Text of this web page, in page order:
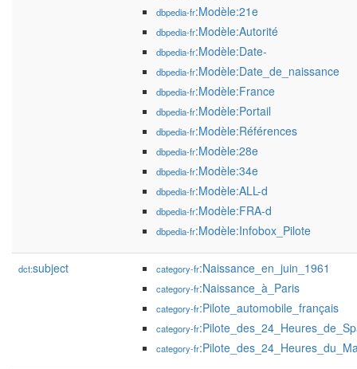
dbpedia-fr:Modèle:21e
dbpedia-fr:Modèle:Autorité
dbpedia-fr:Modèle:Date-
dbpedia-fr:Modèle:Date_de_naissance
dbpedia-fr:Modèle:France
dbpedia-fr:Modèle:Portail
dbpedia-fr:Modèle:Références
dbpedia-fr:Modèle:28e
dbpedia-fr:Modèle:34e
dbpedia-fr:Modèle:ALL-d
dbpedia-fr:Modèle:FRA-d
dbpedia-fr:Modèle:Infobox_Pilote
dct:subject category-fr:Naissance_en_juin_1961
category-fr:Naissance_à_Paris
category-fr:Pilote_automobile_français
category-fr
category-fr